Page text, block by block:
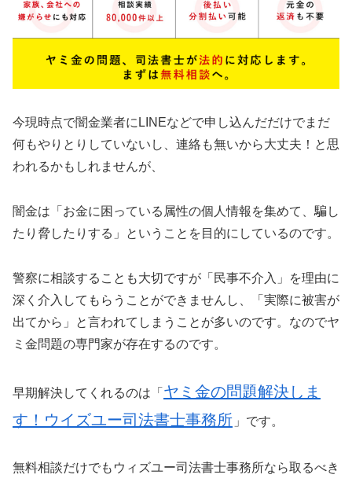
今現時点で闇金業者にLINEなどで申し込んだだけでまだ
何もやりとりしていないし、連絡も無いから大丈夫！と思
われるかもしれませんが、
闇金は「お金に困っている属性の個人情報を集めて、騙し
たり脅したりする」ということを目的にしているのです。
警察に相談することも大切ですが「民事不介入」を理由に
深く介入してもらうことができませんし、「実際に被害が
出てから」と言われてしまうことが多いのです。なのでヤ
ミ金問題の専門家が存在するのです。
早期解決してくれるのは「 ヤミ金の問題解決しま
す！ウイズユー司法書士事務所 」です。
無料相談だけでもウィズユー司法書士事務所なら取るべき